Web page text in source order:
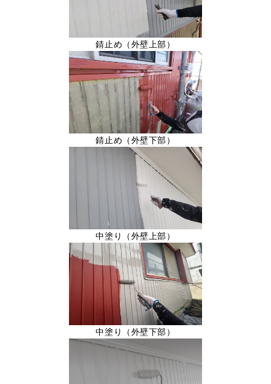
錆止め（外壁上部）
錆止め（外壁下部）
中塗り（外壁上部）
中塗り（外壁下部）